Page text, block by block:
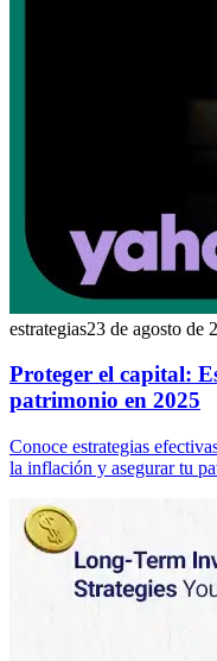
estrategias23 de agosto de
Proteger el capital:
patrimonio en 2025
Conoce estrategias
la inflación y asegurar tu